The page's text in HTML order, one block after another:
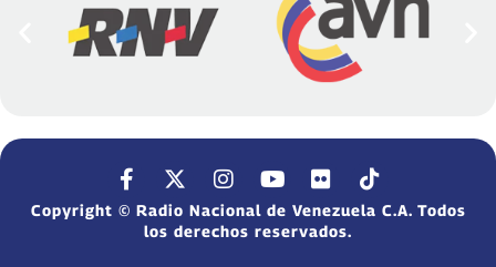
Copyright © Radio Nacional de Venezuela C.A. Todos
los derechos reservados.